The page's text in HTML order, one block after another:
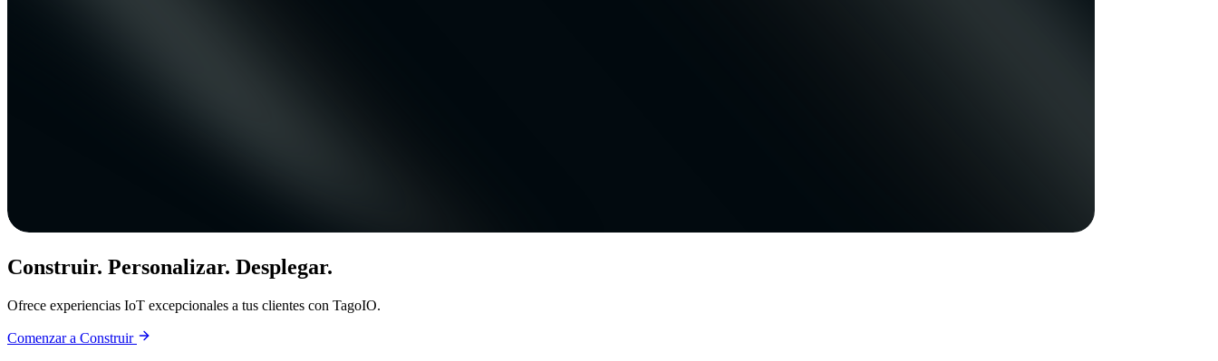
Construir. Personalizar. Desplegar.
Ofrece experiencias IoT excepcionales a tus clientes con TagoIO.
Comenzar a Construir